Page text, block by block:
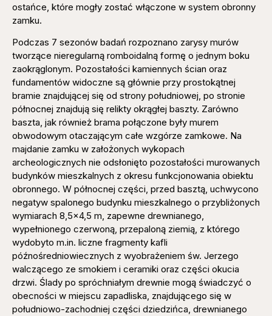
ostańce, które mogły zostać włączone w system obronny
zamku.
Podczas 7 sezonów badań rozpoznano zarysy murów
tworzące nieregularną romboidalną formę o jednym boku
zaokrąglonym. Pozostałości kamiennych ścian oraz
fundamentów widoczne są głównie przy prostokątnej
bramie znajdującej się od strony południowej, po stronie
północnej znajdują się relikty okrągłej baszty. Zarówno
baszta, jak również brama połączone były murem
obwodowym otaczającym całe wzgórze zamkowe. Na
majdanie zamku w założonych wykopach
archeologicznych nie odsłonięto pozostałości murowanych
budynków mieszkalnych z okresu funkcjonowania obiektu
obronnego. W północnej części, przed basztą, uchwycono
negatyw spalonego budynku mieszkalnego o przybliżonych
wymiarach 8,5×4,5 m, zapewne drewnianego,
wypełnionego czerwoną, przepaloną ziemią, z którego
wydobyto m.in. liczne fragmenty kafli
późnośredniowiecznych z wyobrażeniem św. Jerzego
walczącego ze smokiem i ceramiki oraz części okucia
drzwi. Ślady po spróchniałym drewnie mogą świadczyć o
obecności w miejscu zapadliska, znajdującego się w
południowo-zachodniej części dziedzińca, drewnianego